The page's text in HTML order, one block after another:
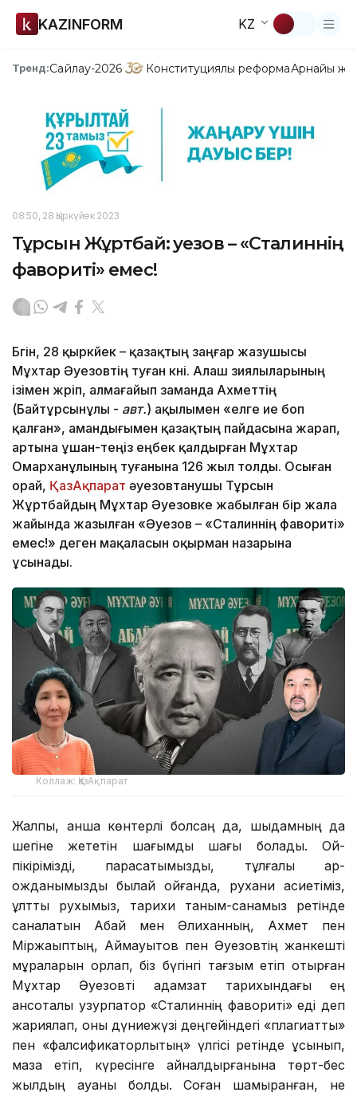
KAZINFORM KZ
Тренд:Сайлау-2026 Конституциялық реформаАрнайы
08:50, 28 Қыркүйек 2023
Тұрсын Жұртбай: Әуезов – «Сталиннің
фавориті» емес!
Бүгін, 28 қыркүйек – қазақтың заңғар жазушысы
Мұхтар Әуезовтің туған күні. Алаш зиялыларының
ізімен жүріп, алмағайып заманда Ахметтің
(Байтұрсынұлы - авт.) ақылымен «елге ие боп
қалған», амандығымен қазақтың пайдасына жарап,
артына ұшан-теңіз еңбек қалдырған Мұхтар
Омарханұлының туғанына 126 жыл толды. Осыған
орай, ҚазАқпарат әуезовтанушы Тұрсын
Жұртбайдың Мұхтар Әуезовке жабылған бір жала
жайында жазылған «Әуезов – «Сталиннің фавориті»
емес!» деген мақаласын оқырман назарына
ұсынады.
Коллаж: ҚазАқпарат
Жалпы, қанша көнтерлі болсаң да, шыдамның да
шегіне жететін шағымды шағы болады. Ой-
пікірімізді, парасатымызды, тұлғалық ар-
ожданымызды былай қойғанда, рухани қасиетіміз,
ұлттық рухымыз, тарихи таным-санамыз ретінде
саналатын Абай мен Әлиханның, Ахмет пен
Міржақыптың, Аймауытов пен Әуезовтің жанкешті
мұраларын қорлап, біз бүгінгі тағзым етіп отырған
Мұхтар Әуезовті адамзат тарихындағы ең
қансоқталы узурпатор «Сталиннің фавориті» еді деп
жариялап, оны дүниежүзі деңгейіндегі «плагиаттық»
пен «фалсификаторлықтың» үлгісі ретінде ұсынып,
мазақ етіп, күресінге айналдырғанына төрт-бес
жылдың ауаны болды. Соған шамырқанған, не